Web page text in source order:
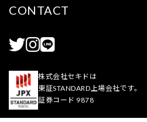
CONTACT
株式会社セキドは
東証STANDARD上場会社です。
証券コード 9878